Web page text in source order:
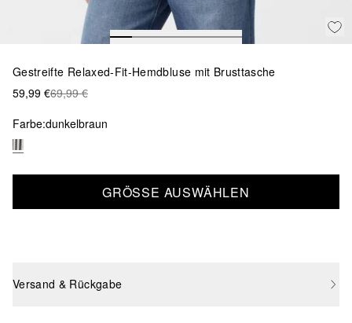
Gestreifte Relaxed-Fit-Hemdbluse mit Brusttasche
59,99 €69,99 €
Farbe:dunkelbraun
GRÖSSE AUSWÄHLEN
Versand & Rückgabe